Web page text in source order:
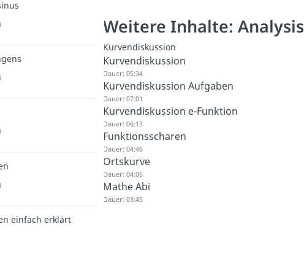
Weitere Inhalte: Analysis
Kurvendiskussion
Kurvendiskussion
Dauer: 05:34
Kurvendiskussion Aufgaben
Dauer: 07:01
Kurvendiskussion e-Funktion
Dauer: 06:13
Funktionsscharen
Dauer: 04:46
Ortskurve
Dauer: 04:06
Mathe Abi
Dauer: 03:45
einfach erklärt